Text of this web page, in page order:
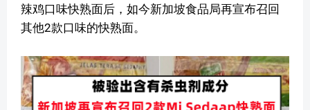
辣鸡口味快熟面后，如今新加坡食品局再宣布召回
其他2款口味的快熟面。